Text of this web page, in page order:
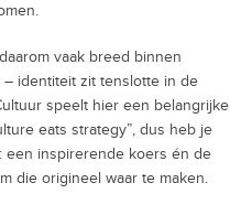
vaak breed binnen
– identiteit zit tenslotte in de
speelt hier een belangrijke
eats strategy”, dus heb je
een inspirerende koers én de
die origineel waar te maken.